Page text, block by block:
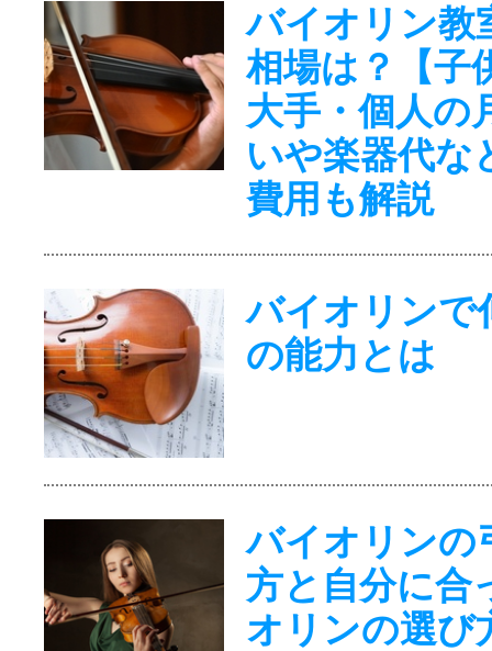
バイオリン教
相場は？【子
大手・個人の
いや楽器代な
費用も解説
バイオリンで
の能力とは
バイオリンの
方と自分に合
オリンの選び